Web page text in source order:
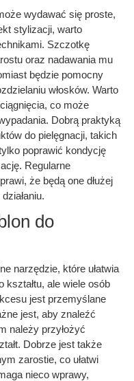
wydawać się proste,
stylizacji, warto
Szczotkę
oraz nadawania mu
będzie pomocny
włosków. Warto
co może
Dobrą praktyką
do pielęgnacji, takich
poprawić kondycję
Regularne
że będą one dłużej
do
narzędzie, które ułatwia
kształtu, ale wiele osób
jest przemyślane
jest, aby znaleźć
należy przyłożyć
Dobrze jest także
zarostie, co ułatwi
nieco wprawy,